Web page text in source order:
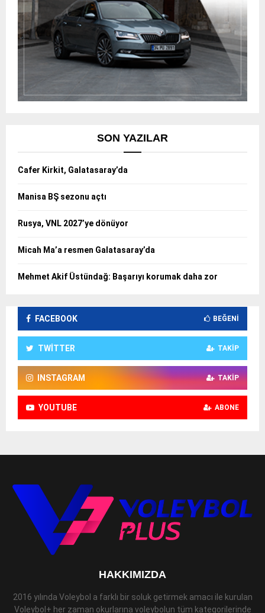
SON YAZILAR
Cafer Kirkit, Galatasaray’da
Manisa BŞ sezonu açtı
Rusya, VNL 2027’ye dönüyor
Micah Ma’a resmen Galatasaray’da
Mehmet Akif Üstündağ: Başarıyı korumak daha zor
FACEBOOK BEĞENI
TWITTER TAKIP
INSTAGRAM TAKIP
YOUTUBE ABONE
HAKKIMIZDA
2016 yılında Voleybol a farklı bir soluk getirmek amacı ile kurulan
Voleybol+ her zaman okurlarına voleybolun tüm kategorilerinde